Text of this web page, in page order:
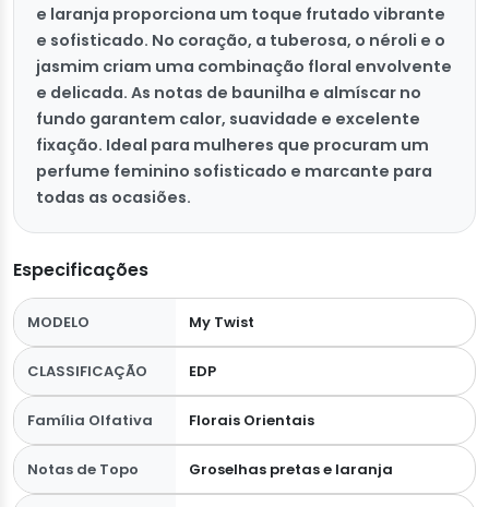
e laranja proporciona um toque frutado vibrante
e sofisticado. No coração, a tuberosa, o néroli e o
jasmim criam uma combinação floral envolvente
e delicada. As notas de baunilha e almíscar no
fundo garantem calor, suavidade e excelente
fixação. Ideal para mulheres que procuram um
perfume feminino sofisticado e marcante para
todas as ocasiões.
Especificações
MODELO My Twist
CLASSIFICAÇÃO EDP
Família Olfativa Florais Orientais
Notas de Topo Groselhas pretas e laranja